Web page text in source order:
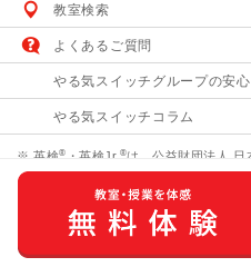
教室検索
よくあるご質問
やる気スイッチグループの安
やる気スイッチコラム
※ 英検® ・英検Jr. ®は、公益財団法人 日
ンテンツは、公益財団法人 日本英語検
けたものではありません。